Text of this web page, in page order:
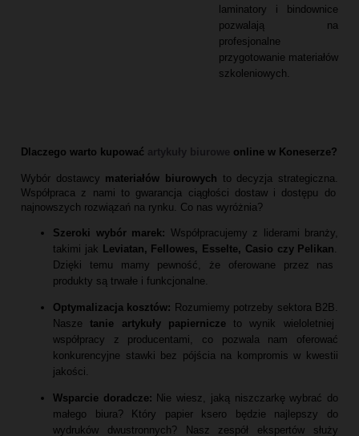
laminatory i bindownice
pozwalają na
profesjonalne
przygotowanie materiałów
szkoleniowych.
Dlaczego warto kupować artykuły biurowe online w Koneserze?
Wybór dostawcy materiałów biurowych to decyzja strategiczna.
Współpraca z nami to gwarancja ciągłości dostaw i dostępu do
najnowszych rozwiązań na rynku.
Co nas wyróżnia?
Szeroki wybór marek: Współpracujemy z liderami branży,
takimi jak Leviatan, Fellowes, Esselte, Casio czy Pelikan
Dzięki temu mamy pewność,
że oferowane przez nas
produkty są trwałe i funkcjonalne.
Optymalizacja kosztów: Rozumiemy potrzeby sektora B2B.
Naszetanie artykuły papierniczeto wynik wieloletniej
współpracy z producentami,
co pozwala nam oferować
konkurencyjne stawki bez pójścia na kompromis w kwestii
jakości.
Wsparcie doradcze: Nie wiesz,
jaką niszczarkę wybrać do
małego biura?Który papier ksero będzie najlepszy do
wydruków dwustronnych?Nasz zespół ekspertów służy